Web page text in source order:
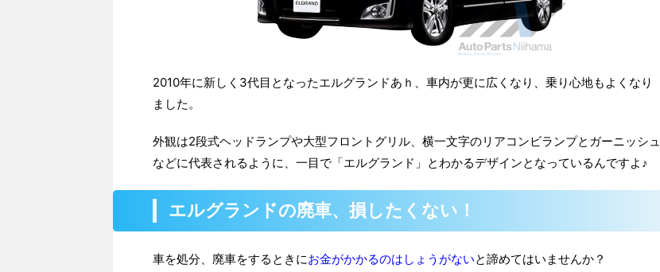
2010年に新しく3代目となったエルグランドあｈ、車内が更に広くなり、乗り心地もよくなり
ました。
外観は2段式ヘッドランプや大型フロントグリル、横一文字のリアコンビランプとガーニッシュ
などに代表されるように、一目で「エルグランド」とわかるデザインとなっているんですよ♪
エルグランドの廃車、損したくない！
車を処分、廃車をするときにお金がかかるのはしょうがないと諦めてはいませんか？